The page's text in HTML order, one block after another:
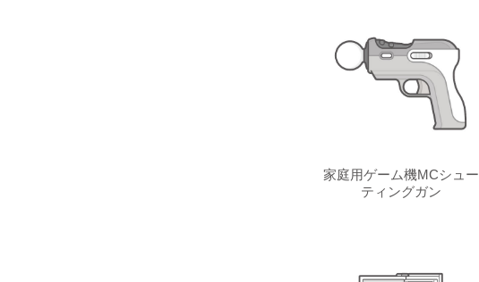
家庭用ゲーム機MCシュー
ティングガン